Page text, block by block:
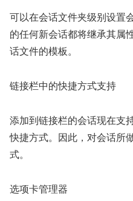
可以在会话文件夹级别设置
的任何新会话都将继承其属
话文件的模板。
链接栏中的快捷方式支持
添加到链接栏的会话现在支
快捷方式。因此，对会话所
式。
选项卡管理器